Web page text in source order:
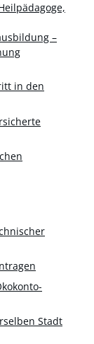
–
in den
Stadt